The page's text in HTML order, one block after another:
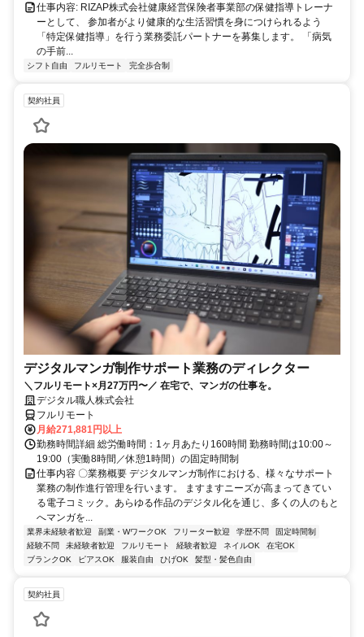
仕事内容: RIZAP株式会社健康経営保険者事業部の保健指導トレーナ
ーとして、 参加者がより健康的な生活習慣を身につけられるよう
「特定保健指導」を行う業務委託パートナーを募集します。 「病気
の手前...
シフト自由 フルリモート 完全歩合制
契約社員
デジタルマンガ制作サポート業務のディレクター
＼フルリモート×月27万円〜／ 在宅で、マンガの仕事を。
デジタル職人株式会社
フルリモート
月給271,881円以上
勤務時間詳細 総労働時間：1ヶ月あたり160時間 勤務時間は10:00～
19:00（実働8時間／休憩1時間）の固定時間制
仕事内容 〇業務概要 デジタルマンガ制作における、様々なサポート
業務の制作進行管理を行います。 ますますニーズが高まってきてい
る電子コミック。あらゆる作品のデジタル化を通じ、多くの人のもと
へマンガを...
業界未経験者歓迎 副業・WワークOK フリーター歓迎 学歴不問
固定時間制
経験不問
未経験者歓迎 フルリモート 経験者歓迎 ネイルOK
在宅OK
ブランクOK
ピアスOK 服装自由 ひげOK 髪型・髪色自由
契約社員